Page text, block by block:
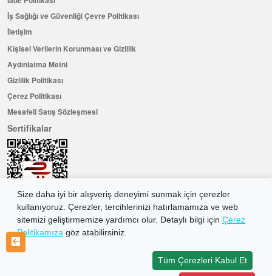
Size daha iyi bir alışveriş deneyimi sunmak için çerezler
kullanıyoruz. Çerezler, tercihlerinizi hatırlamamıza ve web
sitemizi geliştirmemize yardımcı olur. Detaylı bilgi için Çerez
Politikamıza göz atabilirsiniz.
Tüm Çerezleri Kabul Et
İş Sağlığı ve Güvenliği Çevre Politikası
İletişim
Kişisel Verilerin Korunması ve Gizlilik
Aydınlatma Metni
Gizlilik Politikası
Çerez Politikası
Mesafeli Satış Sözleşmesi
Sertifikalar
Hemen Üye Olun ...ve 100 ₺ değerinde indirim kuponu kazanın